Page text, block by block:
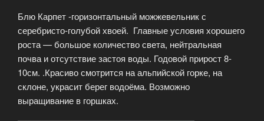
Блю Карпет -горизонтальный можжевельник с
серебристо-голубой хвоей. Главные условия хорошего
роста — большое количество света, нейтральная
почва и отсутствие застоя воды. Годовой прирост 8-
10см. .Красиво смотрится на альпийской горке, на
склоне, украсит берег водоёма. Возможно
выращивание в горшках.